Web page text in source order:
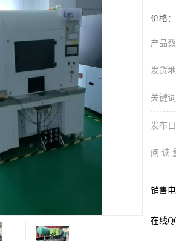
价格：
产品数
发货地
关键词
发布日
阅 读
销售电
在线